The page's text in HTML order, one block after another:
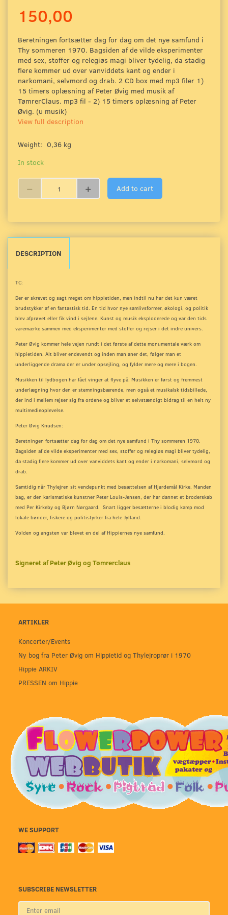
150,00
Beretningen fortsætter dag for dag om det nye samfund i
Thy sommeren 1970. Bagsiden af de vilde eksperimenter
med sex, stoffer og relegiøs magi bliver tydelig, da stadig
flere kommer ud over vanviddets kant og ender i
narkomani, selvmord og drab. 2 CD box med mp3 filer 1)
15 timers oplæsning af Peter Øvig med musik af
TømrerClaus. mp3 fil - 2) 15 timers oplæsning af Peter
Øvig. (u musik)
View full description
Weight: 0,36 kg
In stock
Add to cart
DESCRIPTION
TC:
Der er skrevet og sagt meget om hippietiden, men indtil nu har det kun været
brudstykker af en fantastisk tid. En tid hvor nye samlivsformer, økologi, og politik
blev afprøvet eller fik vind i sejlene. Kunst og musik eksploderede og var den tids
varemærke sammen med eksperimenter med stoffer og rejser i det indre univers.
Peter Øvig kommer hele vejen rundt i det første af dette monumentale værk om
hippietiden. Alt bliver endevendt og inden man aner det, følger man et
underliggende drama der er under opsejling, og fylder mere og mere i bogen.
Musikken til lydbogen har fået vinger at flyve på. Musikken er først og fremmest
underlægning hvor den er stemningsbærende, men også et musikalsk tidsbillede,
der ind i mellem rejser sig fra ordene og bliver et selvstændigt bidrag til en helt ny
multimedieoplevelse.
Peter Øvig Knudsen:
Beretningen fortsætter dag for dag om det nye samfund i Thy sommeren 1970.
Bagsiden af de vilde eksperimenter med sex, stoffer og relegiøs magi bliver tydelig,
da stadig flere kommer ud over vanviddets kant og ender i narkomani, selvmord og
drab.
Samtidig når Thylejren sit vendepunkt med besættelsen af Hjardemål Kirke. Manden
bag, er den karismatiske kunstner Peter Louis-Jensen, der har dannet et broderskab
med Per Kirkeby og Bjørn Nørgaard. Snart ligger besætterne i blodig kamp mod
lokale bønder, fiskere og politistyrker fra hele Jylland.
Volden og angsten var blevet en del af Hippiernes nye samfund.
Signeret af Peter Øvig og Tømrerclaus
ARTIKLER
Koncerter/Events
Ny bog fra Peter Øvig om Hippietid og Thylejroprør i 1970
Hippie ARKIV
PRESSEN om Hippie
WE SUPPORT
SUBSCRIBE NEWSLETTER
Enter